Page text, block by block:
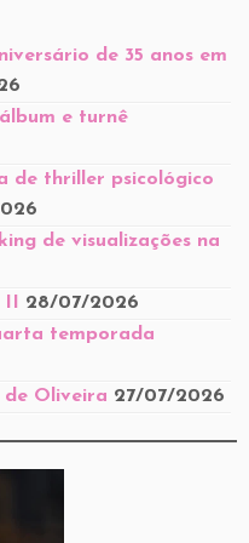
de 35 anos em
e turnê
de thriller psicológico
de visualizações na
II 28/07/2026
temporada
de Oliveira 27/07/2026